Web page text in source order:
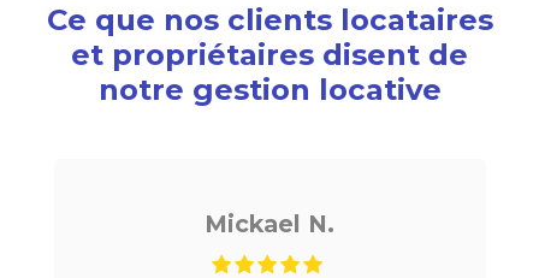
Ce que nos clients locataires
et propriétaires disent de
notre gestion locative
Noé G.